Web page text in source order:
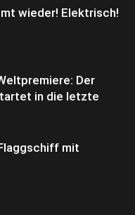
wieder! Elektrisch!
Der
in die letzte
mit